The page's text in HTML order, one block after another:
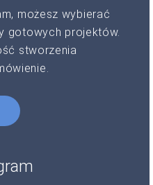
możesz wybierać
gotowych projektów.
stworzenia